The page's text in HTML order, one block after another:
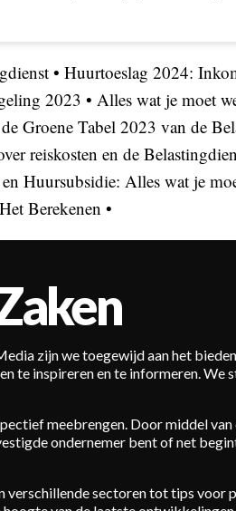
• Huurtoeslag 2024:
2023 • Alles wat je moet
Groene Tabel 2023 van de
reiskosten en de
Huursubsidie: Alles wat je
Berekenen •
zijn we toegewijd aan het
te inspireren en te informeren. We
meebrengen. Door middel
ondernemer bent of net
sectoren tot tips